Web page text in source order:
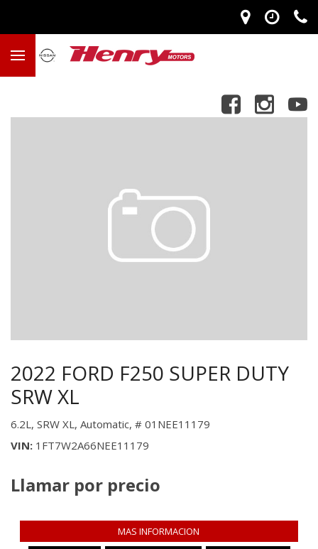
2022 FORD F250 SUPER DUTY
SRW XL
6.2L, SRW XL, Automatic, # 01NEE11179
VIN 1FT7W2A66NEE11179
Llamar por precio
MAS INFORMACION